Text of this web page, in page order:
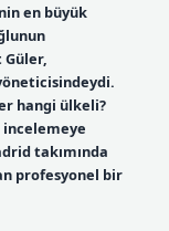
en büyük
Güler,
hangi ülkeli?
incelemeye
takımında
profesyonel bir